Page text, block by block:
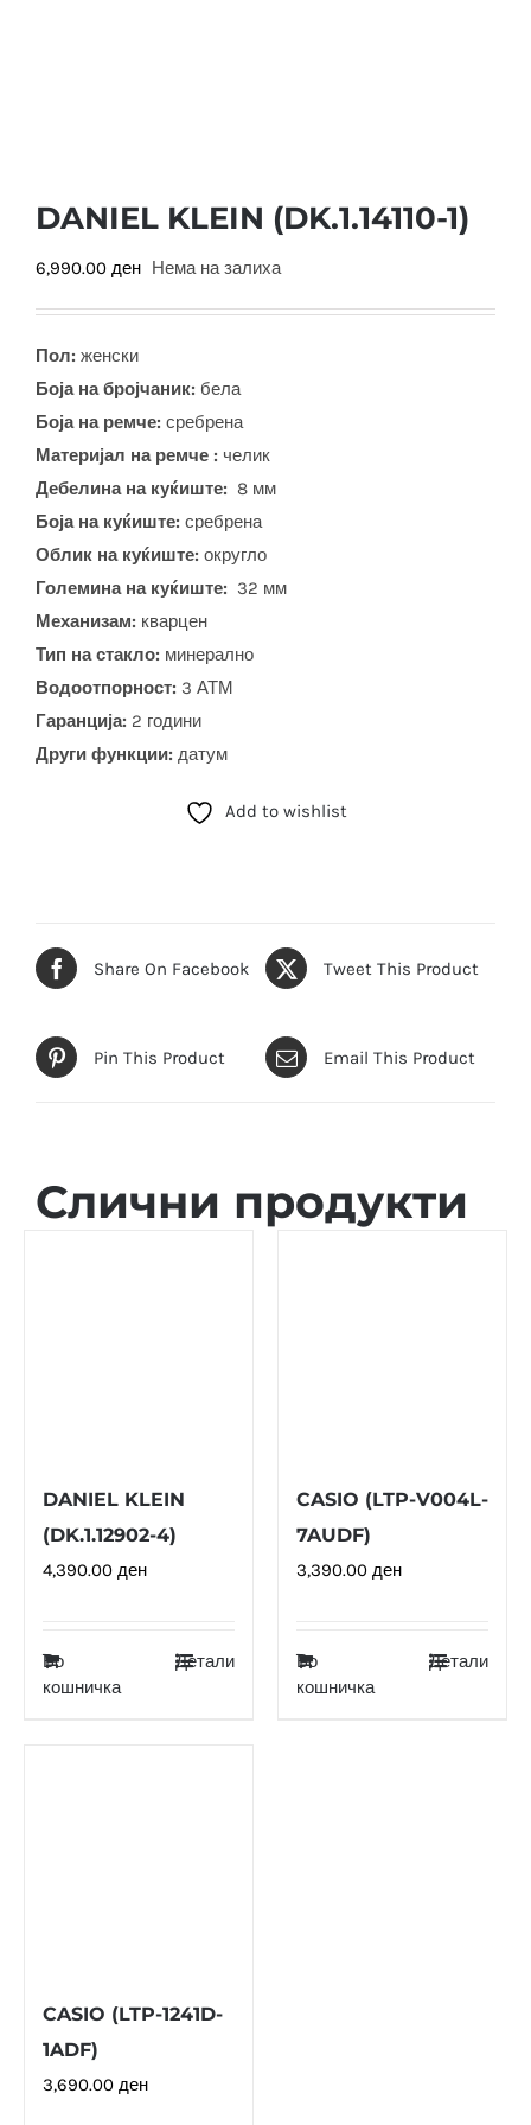
DANIEL KLEIN (DK.1.14110-1)
6,990.00 ден Нема на залиха
Пол: женски
Боја на бројчаник: бела
Боја на ремче: сребрена
Материјал на ремче : челик
Дебелина на куќиште: 8 мм
Боја на куќиште: сребрена
Облик на куќиште: округло
Големина на куќиште: 32 мм
Механизам: кварцен
Тип на стакло: минерално
Водоотпорност: 3 АТМ
Гаранција: 2 години
Други функции: датум
Add to wishlist
Share On Facebook Tweet This Product
Pin This Product Email This Product
Слични продукти
DANIEL KLEIN
(DK.1.12902-4)
4,390.00 ден
Во
кошничка
Детали
CASIO (LTP-V004L-
7AUDF)
3,390.00 ден
Во
кошничка
Детали
CASIO (LTP-1241D-
1ADF)
3,690.00 ден